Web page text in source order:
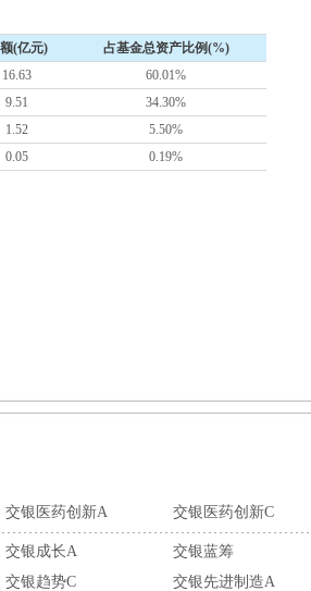
(亿元)
占基金总资产比例(%)
16.63
60.01%
9.51
34.30%
1.52
5.50%
0.05 0.19%
交银医药创新A 交银医药创新C
交银成长A 交银蓝筹
交银趋势C 交银先进制造A